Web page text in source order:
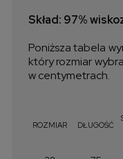
Skład: 97%
Poniższa tabela
który rozmiar
w centymetrach.
ROZMIAR DŁUGOŚĆ